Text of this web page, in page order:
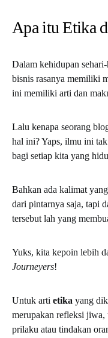
Apa itu Etika
Dalam kehidupan
bisnis rasanya memiliki
ini memiliki arti dan
Lalu kenapa seorang
hal ini? Yaps, ilmu ini
bagi setiap kita yang
Bahkan ada kalimat
dari pintarnya saja, tapi
tersebut lah yang
Yuks, kita kepoin lebih
Journeyers!
Untuk arti etika yang
merupakan refleksi jiwa,
prilaku atau tindakan